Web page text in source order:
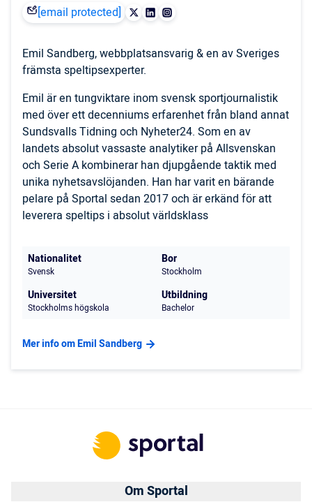
[email protected]
Emil Sandberg, webbplatsansvarig & en av Sveriges
främsta speltipsexperter.
Emil är en tungviktare inom svensk sportjournalistik
med över ett decenniums erfarenhet från bland annat
Sundsvalls Tidning och Nyheter24. Som en av
landets absolut vassaste analytiker på Allsvenskan
och Serie A kombinerar han djupgående taktik med
unika nyhetsavslöjanden. Han har varit en bärande
pelare på Sportal sedan 2017 och är erkänd för att
leverera speltips i absolut världsklass
Nationalitet
Svensk
Bor
Stockholm
Universitet
Stockholms högskola
Utbildning
Bachelor
Mer info om Emil Sandberg
Om Sportal